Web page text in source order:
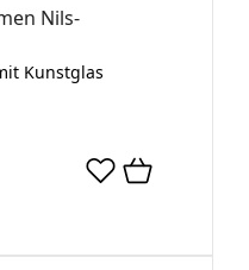
Nils-
Kunstglas